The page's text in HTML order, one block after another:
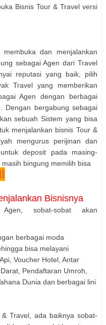
Bisnis Tour & Travel versi
dan menjalankan
sebagai Agen dari Travel
reputasi yang baik, pilih
Travel yang memberikan
Agen dengan berbagai
Dengan bergabung sebagai
sebuah Sistem yang bisa
menjalankan bisnis Tour &
mengurus perijinan dan
deposit pada masing-
bingung memilih bisa
Bisnisnya
sobat-sobat akan
berbagai moda
bisa melayani
Voucher Hotel, Antar
Pendaftaran Umroh,
Dunia dan berbagai lini
Travel, ada baiknya sobat-